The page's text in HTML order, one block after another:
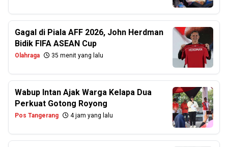
Gagal di Piala AFF 2026, John Herdman
Bidik FIFA ASEAN Cup
Olahraga 35 menit yang lalu
Wabup Intan Ajak Warga Kelapa Dua
Perkuat Gotong Royong
Pos Tangerang 4 jam yang lalu